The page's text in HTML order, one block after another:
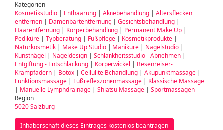
Kategorien
Kosmetikstudio | Enthaarung | Aknebehandlung | Altersflecken
entfernen | Damenbartentfernung | Gesichtsbehandlung |
Haarentfernung | Körperbehandlung | Permanent Make Up |
Pediküre | Typberatung | Fußpflege | Kosmetikprodukte |
Naturkosmetik | Make Up Studio | Maniküre | Nagelstudio |
Kunstnägel | Nageldesign | Schlankheitsstudio - Abnehmen |
Entgiftung - Entschlackung | Körperwickel | Besenreiser-
Krampfadern | Botox | Cellulite Behandlung | Akupunktmassage |
Funktionsmassage | Fußreflexzonenmassage | Klassische Massage
| Manuelle Lymphdrainage | Shiatsu Massage | Sportmassagen
Region
5020 Salzburg
Inhaberschaft dieses Eintrages kostenlos beantragen